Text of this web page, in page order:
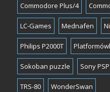
Commodore Plus/4
LC-Games Mednafen
Philips P2000T
Sokoban puzzle Sony PSP
TRS-80 WonderSwan